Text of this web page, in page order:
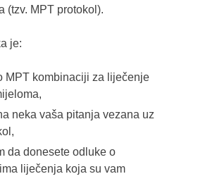
(tzv. MPT protokol).
je:
MPT kombinaciji za liječenje
neka vaša pitanja vezana uz
da donesete odluke o
liječenja koja su vam